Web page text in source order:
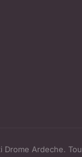
Drome Ardeche.